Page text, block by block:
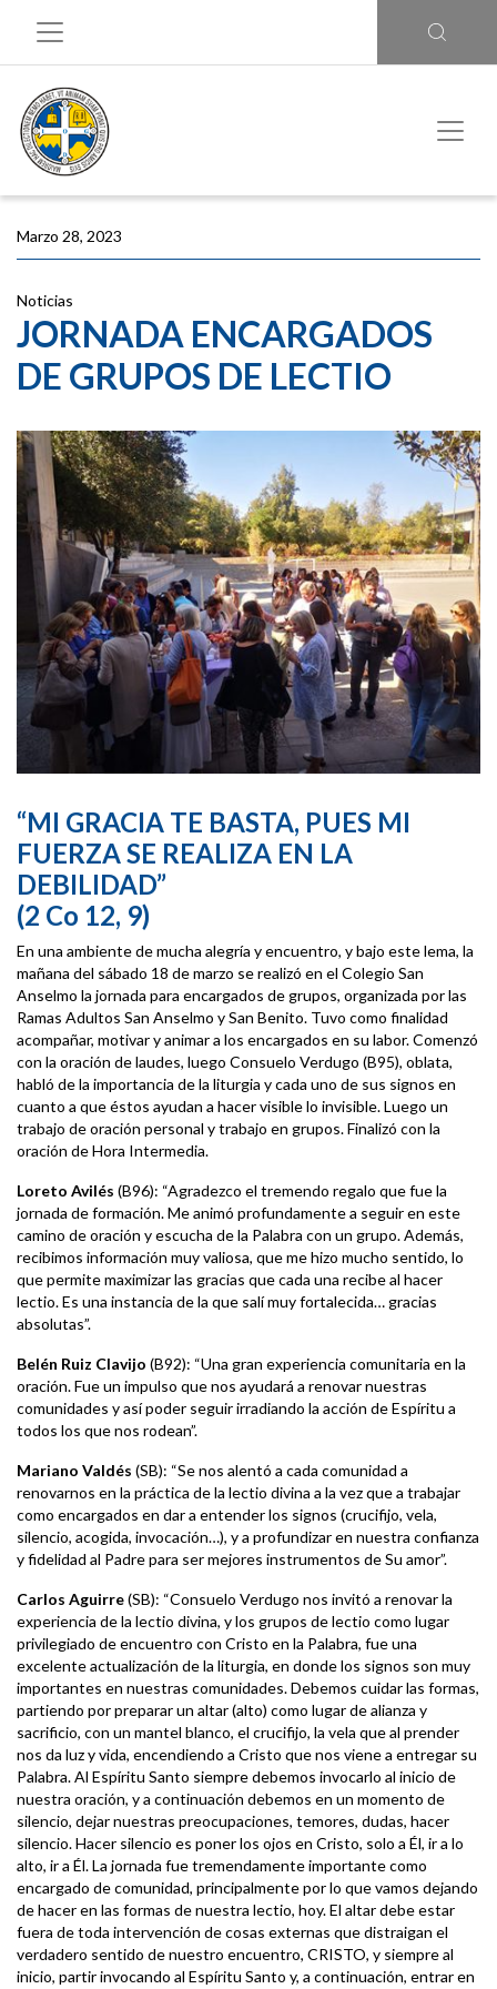
Marzo 28, 2023
Noticias
JORNADA ENCARGADOS
DE GRUPOS DE LECTIO
“MI GRACIA TE BASTA, PUES MI
FUERZA SE REALIZA EN LA
DEBILIDAD”
(2 Co 12, 9)
En una ambiente de mucha alegría y encuentro, y bajo este lema, la
mañana del sábado 18 de marzo se realizó en el Colegio San
Anselmo la jornada para encargados de grupos, organizada por las
Ramas Adultos San Anselmo y San Benito. Tuvo como finalidad
acompañar, motivar y animar a los encargados en su labor. Comenzó
con la oración de laudes, luego Consuelo Verdugo (B95), oblata,
habló de la importancia de la liturgia y cada uno de sus signos en
cuanto a que éstos ayudan a hacer visible lo invisible. Luego un
trabajo de oración personal y trabajo en grupos. Finalizó con la
oración de Hora Intermedia.
Loreto Avilés (B96): “Agradezco el tremendo regalo que fue la
jornada de formación. Me animó profundamente a seguir en este
camino de oración y escucha de la Palabra con un grupo. Además,
recibimos información muy valiosa, que me hizo mucho sentido, lo
que permite maximizar las gracias que cada una recibe al hacer
lectio. Es una instancia de la que salí muy fortalecida… gracias
absolutas”.
Belén Ruiz Clavijo (B92): “Una gran experiencia comunitaria en la
oración. Fue un impulso que nos ayudará a renovar nuestras
comunidades y así poder seguir irradiando la acción de Espíritu a
todos los que nos rodean”.
Mariano Valdés (SB): “Se nos alentó a cada comunidad a
renovarnos en la práctica de la lectio divina a la vez que a trabajar
como encargados en dar a entender los signos (crucifijo, vela,
silencio, acogida, invocación…), y a profundizar en nuestra confianza
y fidelidad al Padre para ser mejores instrumentos de Su amor”.
Carlos Aguirre(SB): “Consuelo Verdugo nos invitó a renovar la
experiencia de la lectio divina, y los grupos de lectio como lugar
privilegiado de encuentro con Cristo en la Palabra, fue una
excelente actualización de la liturgia, en donde los signos son muy
importantes en nuestras comunidades. Debemos cuidar las formas,
partiendo por preparar un altar (alto) como lugar de alianza y
sacrificio, con un mantel blanco, el crucifijo, la vela que al prender
nos da luz y vida, encendiendo a Cristo que nos viene a entregar su
Palabra. Al Espíritu Santo siempre debemos invocarlo al inicio de
nuestra oración, y a continuación debemos en un momento de
silencio, dejar nuestras preocupaciones, temores, dudas, hacer
silencio. Hacer silencio es poner los ojos en Cristo, solo a Él, ir a lo
alto, ir a Él. La jornada fue tremendamente importante como
encargado de comunidad, principalmente por lo que vamos dejando
de hacer en las formas de nuestra lectio, hoy. El altar debe estar
fuera de toda intervención de cosas externas que distraigan el
verdadero sentido de nuestro encuentro, CRISTO, y siempre al
inicio, partir invocando al Espíritu Santo y, a continuación, entrar en